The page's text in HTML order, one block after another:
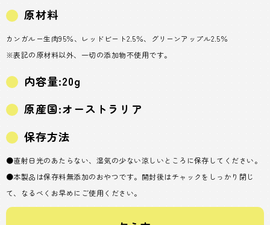
原材料
カンガルー生肉95％、レッドビート2.5％、グリーンアップル2.5％
※表記の原材料以外、一切の添加物不使用です。
内容量:20g
原産国:オーストラリア
保存方法
●直射日光のあたらない、湿気の少ない涼しいところに保存してください。
●本製品は保存料無添加のおやつです。開封後はチャックをしっかり閉じ
て、なるべくお早めにご使用ください。